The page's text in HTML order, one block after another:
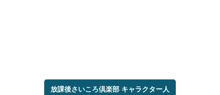
放課後さいころ倶楽部 キャラクター人